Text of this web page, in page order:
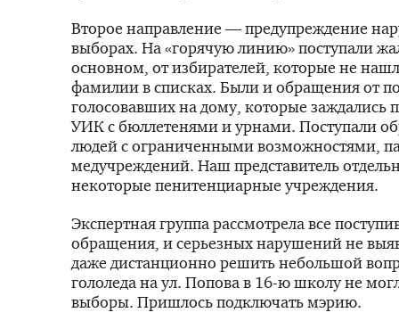
Второе направление — предупреждение
выборах. На «горячую линию» поступали
основном, от избирателей, которые не
фамилии в списках. Были и обращения от
голосовавших на дому, которые заждались
УИК с бюллетенями и урнами. Поступали
людей с ограниченными возможностями,
медучреждений. Наш представитель
некоторые пенитенциарные учреждения.
Экспертная группа рассмотрела все
обращения, и серьезных нарушений не
даже дистанционно решить небольшой
гололеда на ул. Попова в 16-ю школу не
выборы. Пришлось подключать мэрию.